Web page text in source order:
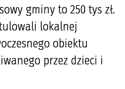
gminy to 250 tys zł.
lokalnej
obiektu
przez dzieci i